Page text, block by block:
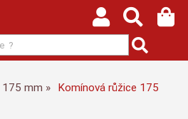
mm Komínová růžice 175